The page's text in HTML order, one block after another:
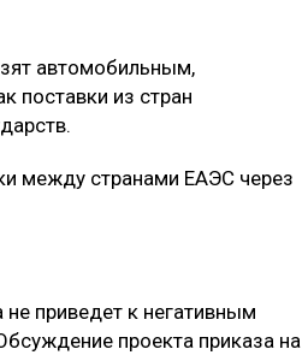
автомобильным,
поставки из стран
между странами ЕАЭС через
приведет к негативным
проекта приказа на